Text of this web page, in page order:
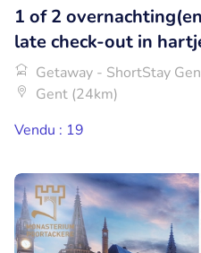
1 of 2
late check-out in
Getaway - ShortStay
Gent (24km)
Vendu : 19